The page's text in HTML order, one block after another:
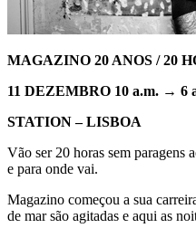
MAGAZINO 20 ANOS / 20
11 DEZEMBRO 10 a.m. → 6
STATION – LISBOA
Vão ser 20 horas sem paragens
e para onde vai.
Magazino começou a sua
de mar são agitadas e aqui as